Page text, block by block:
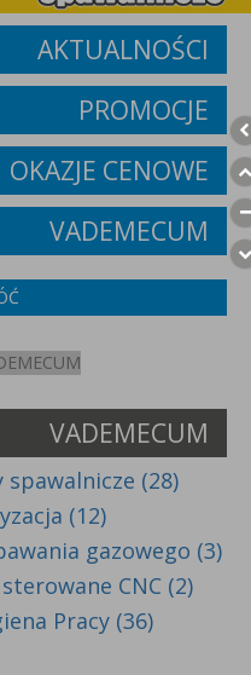
AKTUALNOŚCI
PROMOCJE
OKAZJE CENOWE
VADEMECUM
VADEMECUM
(28)
(12)
gazowego (3)
CNC (2)
Pracy (36)